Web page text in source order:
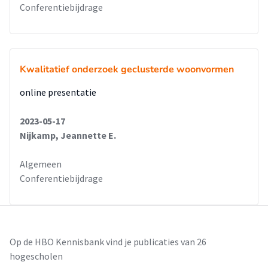
Conferentiebijdrage
Kwalitatief onderzoek geclusterde woonvormen
online presentatie
2023-05-17
Nijkamp, Jeannette E.
Algemeen
Conferentiebijdrage
Op de HBO Kennisbank vind je publicaties van 26
hogescholen